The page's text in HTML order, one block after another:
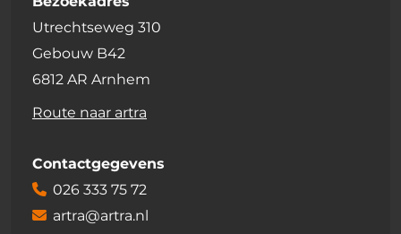
Utrechtseweg 310
Gebouw B42
6812 AR Arnhem
Route naar artra
Contactgegevens
026 333 75 72
artra@artra.nl